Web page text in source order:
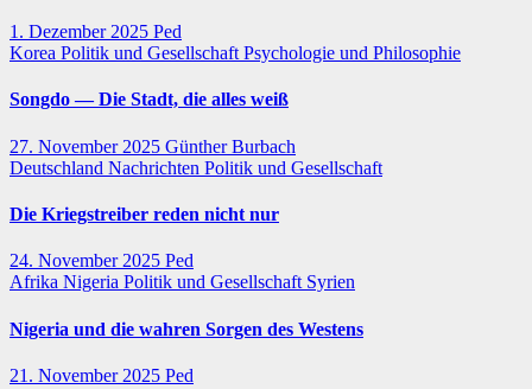
1. Dezember 2025 Ped
Korea Politik und Gesellschaft Psychologie und Philosophie
Songdo — Die Stadt, die alles weiß
27. November 2025 Günther Burbach
Deutschland Nachrichten Politik und Gesellschaft
Die Kriegstreiber reden nicht nur
24. November 2025 Ped
Afrika Nigeria Politik und Gesellschaft Syrien
Nigeria und die wahren Sorgen des Westens
21. November 2025 Ped